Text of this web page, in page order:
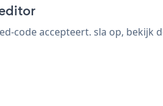
code accepteert. sla op, bekijk